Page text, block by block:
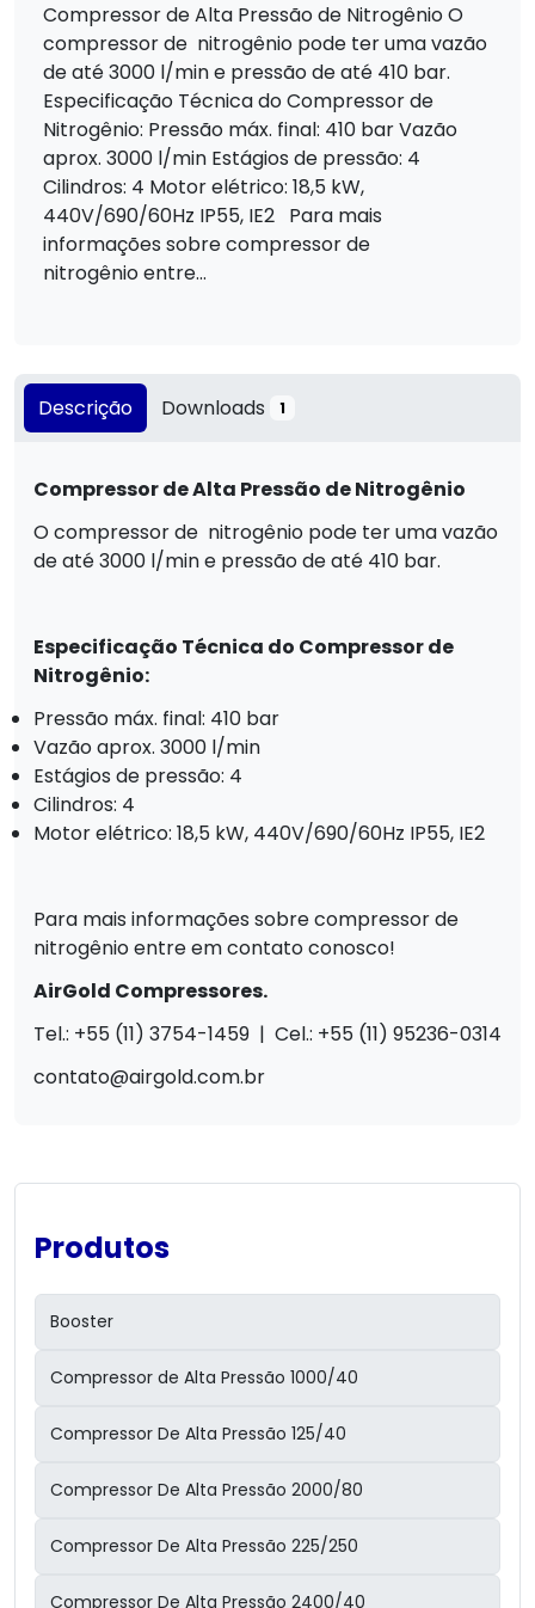
Compressor de Alta Pressão de Nitrogênio O
compressor de nitrogênio pode ter uma vazão
de até 3000 l/min e pressão de até 410 bar.
Especificação Técnica do Compressor de
Nitrogênio: Pressão máx. final: 410 bar Vazão
aprox. 3000 l/min Estágios de pressão: 4
Cilindros: 4 Motor elétrico: 18,5 kW,
440V/690/60Hz IP55, IE2 Para mais
informações sobre compressor de
nitrogênio entre...
Descrição Downloads 1
Compressor de Alta Pressão de Nitrogênio
O compressor de nitrogênio pode ter uma vazão
de até 3000 l/min e pressão de até 410 bar.
Especificação Técnica do Compressor de
Nitrogênio:
Pressão máx. final: 410 bar
Vazão aprox. 3000 l/min
Estágios de pressão: 4
Cilindros: 4
Motor elétrico: 18,5 kW, 440V/690/60Hz IP55, IE2
Para mais informações sobre compressor de
nitrogênio entre em contato conosco!
AirGold Compressores.
Tel.: +55 (11) 3754-1459 | Cel.: +55 (11) 95236-0314
contato@airgold.com.br
Produtos
Booster
Compressor de Alta Pressão 1000/40
Compressor De Alta Pressão 125/40
Compressor De Alta Pressão 2000/80
Compressor De Alta Pressão 225/250
Compressor De Alta Pressão 2400/40